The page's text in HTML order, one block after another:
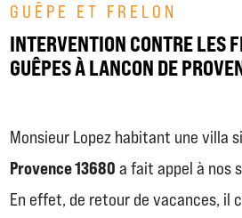
GUÊPE ET FRELON
INTERVENTION CONTRE LES
GUÊPES À LANCON DE
Monsieur Lopez habitant une villa
Provence 13680 a fait appel à nos
En effet, de retour de vacances, il